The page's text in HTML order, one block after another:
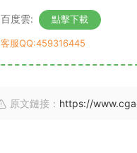
百度雲: 點擊下載
客服QQ:459316445
原文鏈接： https://